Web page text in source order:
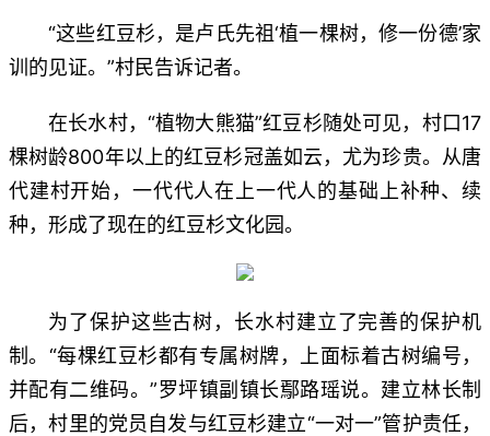
“这些红豆杉，是卢氏先祖‘植一棵树，修一份德’家
训的见证。”村民告诉记者。
在长水村，“植物大熊猫”红豆杉随处可见，村口17
棵树龄800年以上的红豆杉冠盖如云，尤为珍贵。从唐
代建村开始，一代代人在上一代人的基础上补种、续
种，形成了现在的红豆杉文化园。
为了保护这些古树，长水村建立了完善的保护机
制。“每棵红豆杉都有专属树牌，上面标着古树编号，
并配有二维码。”罗坪镇副镇长鄢路瑶说。建立林长制
后，村里的党员自发与红豆杉建立“一对一”管护责任，